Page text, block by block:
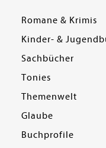
Romane & Krimis
Kinder- &
Sachbücher
Tonies
Themenwelt
Glaube
Buchprofile